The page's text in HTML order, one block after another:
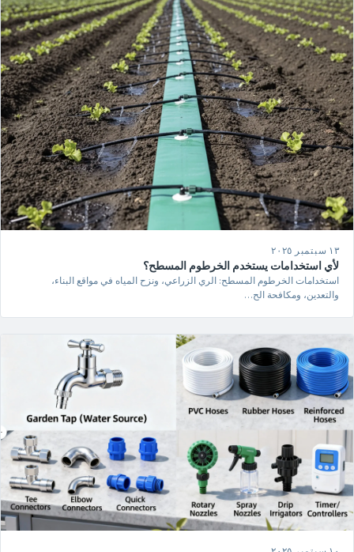
١٣ سبتمبر ٢٠٢٥
لأي استخدامات يستخدم الخرطوم المسطح؟
استخدامات الخرطوم المسطح: الري الزراعي، ونزح المياه في مواقع البناء،
والتعدين، ومكافحة الح…